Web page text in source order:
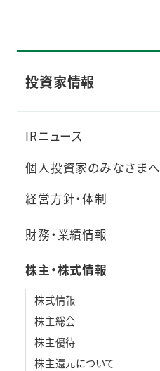
投資家情報
IRニュース
個人投資家のみなさまへ
経営方針・体制
財務・業績情報
株主・株式情報
株式情報
株主総会
株主優待
株主還元について